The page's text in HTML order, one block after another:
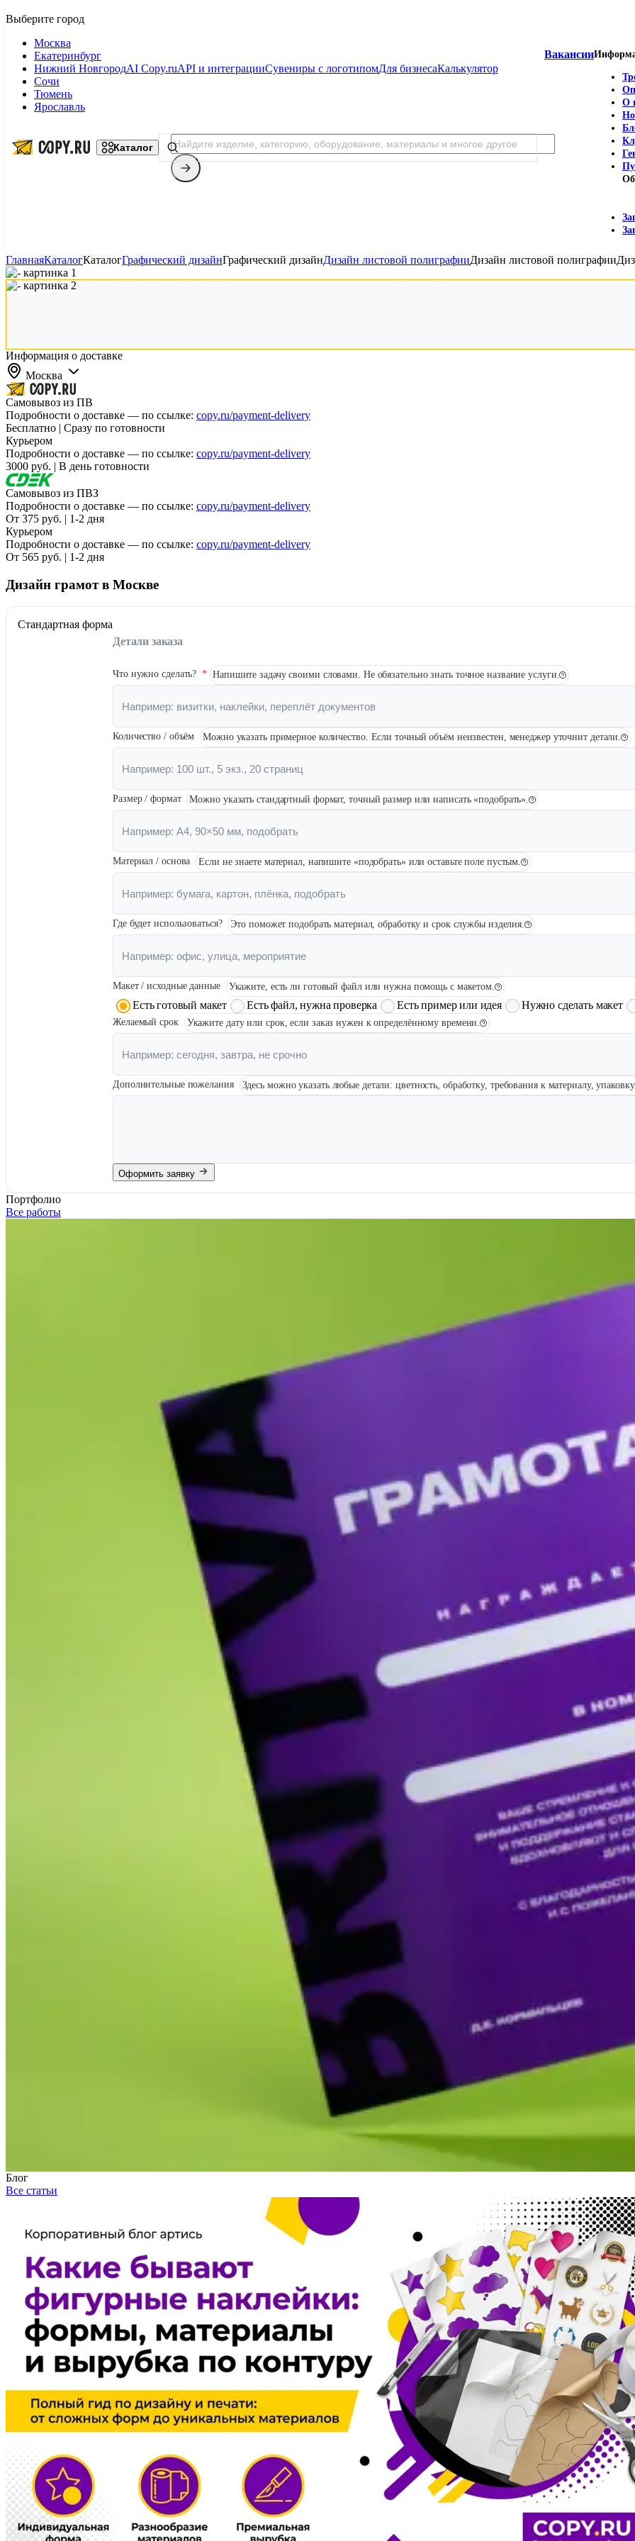
Москва
Екатеринбург
Нижний Новгород
Сочи
Тюмень
Ярославль
AI Copy.ruAPI и интеграцииСувениры с логотипомДля бизнесаКалькулятор
Каталог
Вакансии
О
Копицентр
Широкоформатная печать
Типография
Графический дизайн
Корпоративные сувениры
Тематическая полиграфия
Полиграфические технологии
Онлайн-типография
Печать в копицентре
Печать чертежей
Печать на пенокартоне
Ламинирование документов А4/А3
Ламинирование плакатов
Ламинирование наклеек
Ламинирование фотографий
По типу ламинирования
Брошюровка документов
Брошюровка на пластиковую пружину
Брошюровка на металлическую пружину
Брошюровка диссертаций
Брошюровка листов
Ещё
Печать проектной документации
Печать документов А3/А4
Копирование документов А3/А4
Сканирование чертежей
Брошюровка на пластиковую пружину
Инженерная печать документации и чертежей
ГлавнаяКаталогКаталогГрафический дизайнГрафический дизайнДизайн листовой полиграфииДизайн листовой полиграфии
Информация о доставке
Москва
Самовывоз из ПВ
Подробности о доставке — по ссылке: copy.ru/payment-delivery
Бесплатно | Сразу по готовности
Курьером
Подробности о доставке — по ссылке: copy.ru/payment-delivery
3000 руб. | В день готовности
Самовывоз из ПВЗ
Подробности о доставке — по ссылке: copy.ru/payment-delivery
От 375 руб. | 1-2 дня
Курьером
Подробности о доставке — по ссылке: copy.ru/payment-delivery
От 565 руб. | 1-2 дня
Дизайн грамот в Москве
Стандартная форма
Детали заказа
Что нужно сделать? * Напишите задачу своими словами. Не обязательно знать точное название услуги.
Количество / объём Можно указать примерное количество. Если точный объём неизвестен, менеджер уточнит детали.
Размер / формат Можно указать стандартный формат, точный размер или написать «подобрать».
Материал / основа Если не знаете материал, напишите «подобрать» или оставьте поле пустым.
Где будет использоваться? Это поможет подобрать материал, обработку и срок службы изделия.
Макет / исходные данные Укажите, есть ли готовый файл или нужна помощь с макетом.
Есть готовый макет Есть файл, нужна проверка Есть пример или идея Нужно сделать макет
Желаемый срок Укажите дату или срок, если заказ нужен к определённому времени.
Дополнительные пожелания Здесь можно указать любые детали: цветность, обработку, требования к материалу,
Оформить заявку
Портфолио
Все работы
Блог
Все статьи